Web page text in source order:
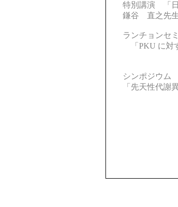
特別講演 「日
鎌谷 直之先生
ランチョンセ
「PKU に対
シンポジウム
「先天性代謝